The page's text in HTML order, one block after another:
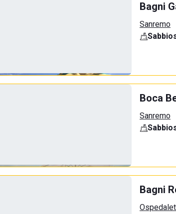
Bagni
Sanremo
Boca
Sanremo
Bagni